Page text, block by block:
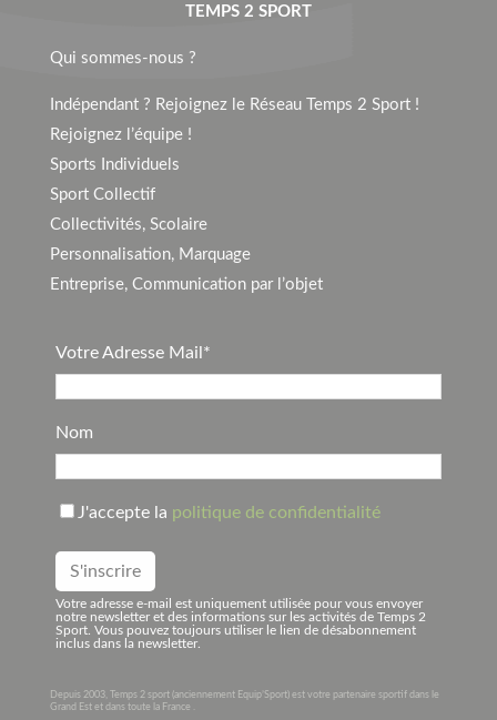
TEMPS 2 SPORT
Qui sommes-nous ?
Indépendant ? Rejoignez le Réseau Temps 2 Sport !
Rejoignez l’équipe !
Sports Individuels
Sport Collectif
Collectivités, Scolaire
Personnalisation, Marquage
Entreprise, Communication par l’objet
Votre Adresse Mail*
Nom
J'accepte la politique de confidentialité
Votre adresse e-mail est uniquement utilisée pour vous envoyer
notre newsletter et des informations sur les activités de Temps 2
Sport. Vous pouvez toujours utiliser le lien de désabonnement
inclus dans la newsletter.
Depuis 2003, Temps 2 sport (anciennement Equip’Sport) est votre partenaire sportif dans le
Grand Est et dans toute la France .